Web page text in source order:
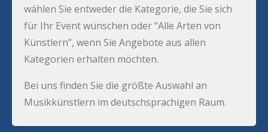
wählen Sie entweder die Kategorie, die Sie sich
für Ihr Event wünschen oder “Alle Arten von
Künstlern”, wenn Sie Angebote aus allen
Kategorien erhalten möchten.
Bei uns finden Sie die größte Auswahl an
Musikkünstlern im deutschsprachigen Raum.